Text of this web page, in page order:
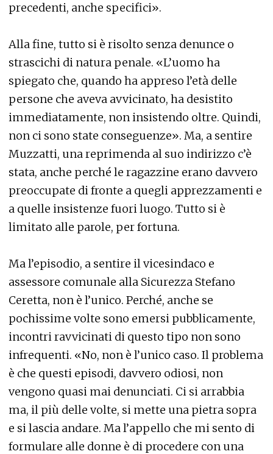
precedenti, anche specifici».
Alla fine, tutto si è risolto senza denunce o
strascichi di natura penale. «L’uomo ha
spiegato che, quando ha appreso l’età delle
persone che aveva avvicinato, ha desistito
immediatamente, non insistendo oltre. Quindi,
non ci sono state conseguenze». Ma, a sentire
Muzzatti, una reprimenda al suo indirizzo c’è
stata, anche perché le ragazzine erano davvero
preoccupate di fronte a quegli apprezzamenti e
a quelle insistenze fuori luogo. Tutto si è
limitato alle parole, per fortuna.
Ma l’episodio, a sentire il vicesindaco e
assessore comunale alla Sicurezza Stefano
Ceretta, non è l’unico. Perché, anche se
pochissime volte sono emersi pubblicamente,
incontri ravvicinati di questo tipo non sono
infrequenti. «No, non è l’unico caso. Il problema
è che questi episodi, davvero odiosi, non
vengono quasi mai denunciati. Ci si arrabbia
ma, il più delle volte, si mette una pietra sopra
e si lascia andare. Ma l’appello che mi sento di
formulare alle donne è di procedere con una